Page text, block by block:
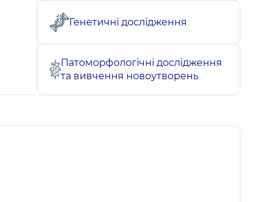
Генетичні дослідження
Патоморфологічні дослідження
та вивчення новоутворень